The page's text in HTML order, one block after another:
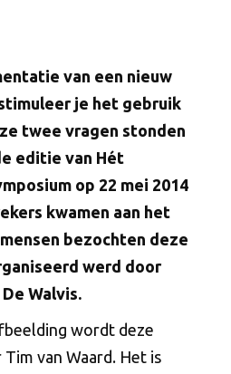
van een nieuw
je het gebruik
twee vragen stonden
editie van Hét
op 22 mei 2014
kwamen aan het
bezochten deze
werd door
Walvis.
wordt deze
van Waard. Het is